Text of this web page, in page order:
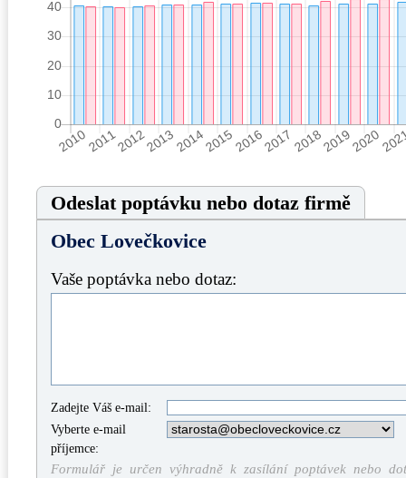
Odeslat poptávku nebo dotaz firmě
Obec Lovečkovice
Vaše poptávka nebo dotaz:
Zadejte Váš e-mail:
Vyberte e-mail
příjemce:
Formulář je určen výhradně k zasílání poptávek nebo